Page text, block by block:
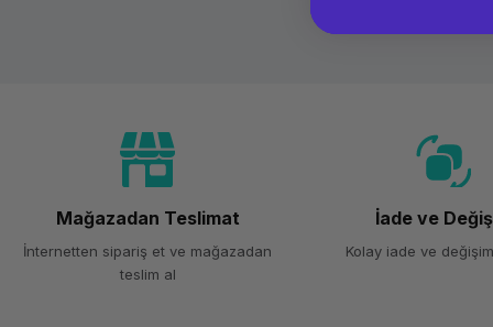
Mağazadan Teslimat
İnternetten sipariş et ve mağazadan
teslim al
İade ve
Kolay iade ve